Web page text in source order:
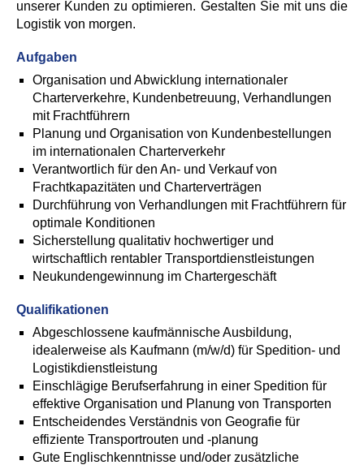
unserer Kunden zu optimieren. Gestalten Sie mit uns die
Logistik von morgen.
Aufgaben
Organisation und Abwicklung internationaler
Charterverkehre, Kundenbetreuung, Verhandlungen
mit Frachtführern
Planung und Organisation von Kundenbestellungen
im internationalen Charterverkehr
Verantwortlich für den An- und Verkauf von
Frachtkapazitäten und Charterverträgen
Durchführung von Verhandlungen mit Frachtführern für
optimale Konditionen
Sicherstellung qualitativ hochwertiger und
wirtschaftlich rentabler Transportdienstleistungen
Neukundengewinnung im Chartergeschäft
Qualifikationen
Abgeschlossene kaufmännische Ausbildung,
idealerweise als Kaufmann (m/w/d) für Spedition- und
Logistikdienstleistung
Einschlägige Berufserfahrung in einer Spedition für
effektive Organisation und Planung von Transporten
Entscheidendes Verständnis von Geografie für
effiziente Transportrouten und -planung
Gute Englischkenntnisse und/oder zusätzliche